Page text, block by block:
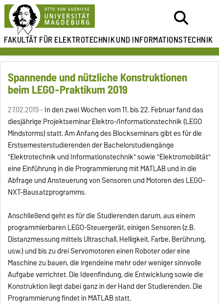
FAKULTÄT FÜR ELEKTROTECHNIKUND INFORMATIONSTECHNIK
Spannende und nützliche Konstruktionen
beim LEGO-Praktikum 2019
27.02.2019 -In den zwei Wochen vom 11. bis 22. Februar fand das
diesjährige Projektseminar Elektro-/Informationstechnik (LEGO
Mindstorms) statt. Am Anfang des Blockseminars gibt es für die
Erstsemesterstudierenden der Bachelorstudiengänge
"Elektrotechnik und Informationstechnik" sowie "Elektromobilität"
eine Einführung in die Programmierung mit MATLAB und in die
Abfrage und Ansteuerung von Sensoren und Motoren des LEGO-
NXT-Bausatzprogramms.
Anschließend geht es für die Studierenden darum, aus einem
programmierbaren LEGO-Steuergerät, einigen Sensoren (z.B.
Distanzmessung mittels Ultraschall, Helligkeit, Farbe, Berührung,
usw.) und bis zu drei Servomotoren einen Roboter oder eine
Maschine zu bauen, die irgendeine mehr oder weniger sinnvolle
Aufgabe verrichtet. Die Ideenfindung, die Entwicklung sowie die
Konstruktion liegt dabei ganz in der Hand der Studierenden. Die
Programmierung findet in MATLAB statt.